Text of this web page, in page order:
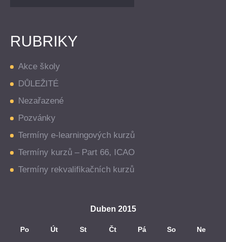
RUBRIKY
Akce školy
DŮLEŽITÉ
Nezařazené
Pozvánky
Termíny e-learningových kurzů
Termíny kurzů – Part 66, ICAO
Termíny rekvalifikačních kurzů
Duben 2015
Po Út St Čt Pá So Ne